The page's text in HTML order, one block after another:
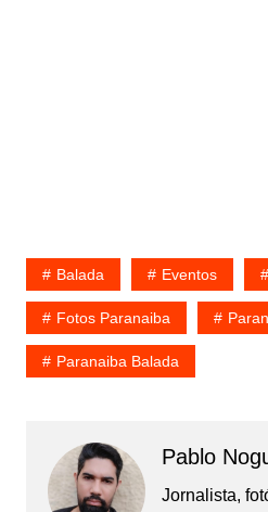
Balada Eventos
Fotos Paranaiba
Paranaiba Balada
Pablo
Jornalista,